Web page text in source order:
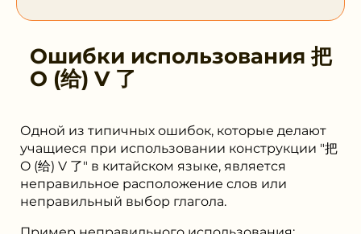
Ошибки использования把
O (给) V 了
Одной из типичных ошибок, которые делают
учащиеся при использовании конструкции "把
O (给) V 了" в китайском языке, является
неправильное расположение слов или
неправильный выбор глагола.